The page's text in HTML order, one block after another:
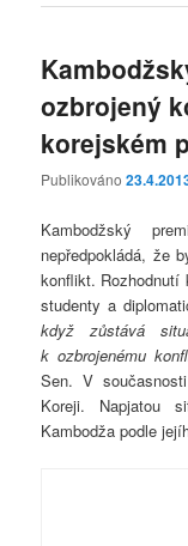
ozbrojený
korejském
Publikováno
Kambodžský
nepředpokládá, že
konflikt. Rozhodnutí
studenty a
když zůstává
k ozbrojenému
Sen. V
Koreji. Napjatou
Kambodža podle